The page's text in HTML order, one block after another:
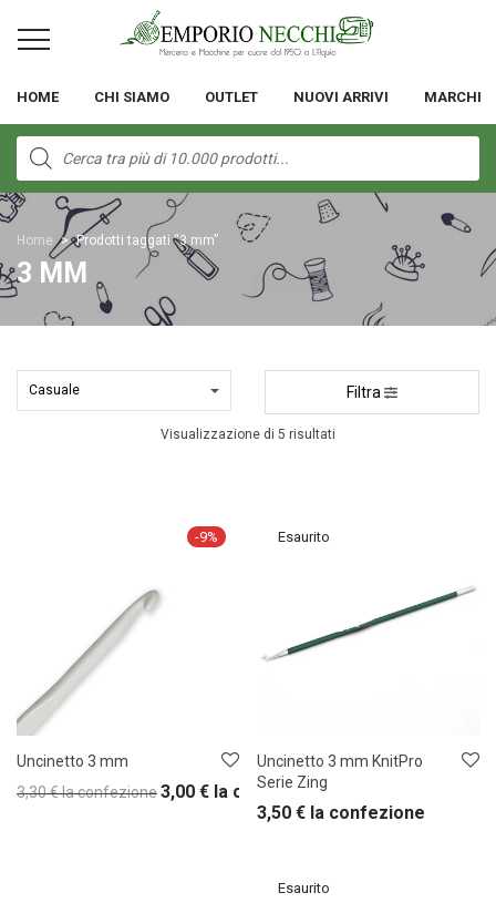
HOME CHI SIAMO OUTLET NUOVI ARRIVI MARCHI
Products
search
Home > Prodotti taggati “3 mm”
3 MM
Filtra
Visualizzazione di 5 risultati
-9%
Uncinetto 3 mm
3,30€la confezione3,00 € la confezione
Uncinetto 3 mm KnitPro
Serie Zing
3,50 € la confezione